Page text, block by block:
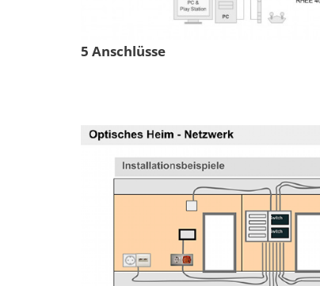
5 Anschlüsse